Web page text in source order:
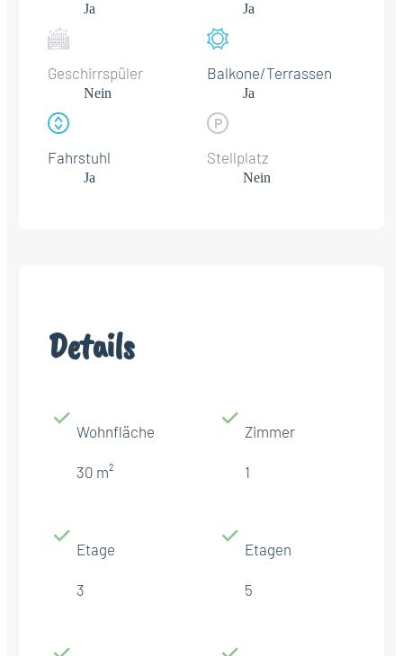
Ja Ja
Geschirrspüler
Nein
Balkone/Terrassen
Ja
Fahrstuhl
Ja
Stellplatz
Nein
Details
Wohnfläche
30 m²
Zimmer
1
Etage
3
Etagen
5